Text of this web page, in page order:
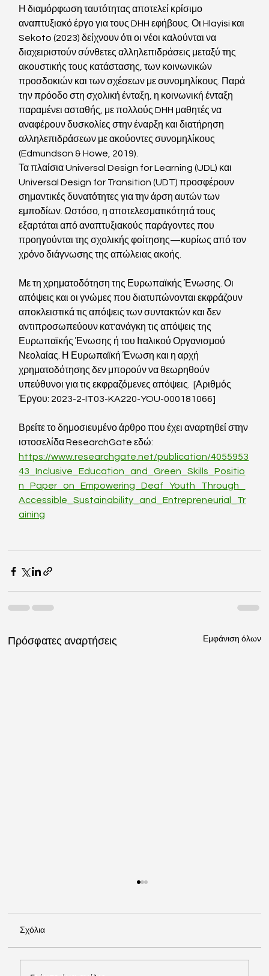
Η διαμόρφωση ταυτότητας αποτελεί κρίσιμο
αναπτυξιακό έργο για τους DHH εφήβους. Οι Hlayisi και
Sekoto (2023) δείχνουν ότι οι νέοι καλούνται να
διαχειριστούν σύνθετες αλληλεπιδράσεις μεταξύ της
ακουστικής τους κατάστασης, των κοινωνικών
προσδοκιών και των σχέσεων με συνομηλίκους. Παρά
την πρόοδο στη σχολική ένταξη, η κοινωνική ένταξη
παραμένει ασταθής, με πολλούς DHH μαθητές να
αναφέρουν δυσκολίες στην έναρξη και διατήρηση
αλληλεπιδράσεων με ακούοντες συνομηλίκους
(Edmundson & Howe, 2019).
Τα πλαίσια Universal Design for Learning (UDL) και
Universal Design for Transition (UDT) προσφέρουν
σημαντικές δυνατότητες για την άρση αυτών των
εμποδίων. Ωστόσο, η αποτελεσματικότητά τους
εξαρτάται από αναπτυξιακούς παράγοντες που
προηγούνται της σχολικής φοίτησης—κυρίως από τον
χρόνο διάγνωσης της απώλειας ακοής.
Με τη χρηματοδότηση της Ευρωπαϊκής Ένωσης. Οι
απόψεις και οι γνώμες που διατυπώνονται εκφράζουν
αποκλειστικά τις απόψεις των συντακτών και δεν
αντιπροσωπεύουν κατ'ανάγκη τις απόψεις της
Ευρωπαϊκής Ένωσης ή του Ιταλικού Οργανισμού
Νεολαίας. Η Ευρωπαϊκή Ένωση και η αρχή
χρηματοδότησης δεν μπορούν να θεωρηθούν
υπεύθυνοι για τις εκφραζόμενες απόψεις.  [Αριθμός
Έργου: 2023-2-IT03-KA220-YOU-000181066]
Βρείτε το δημοσιευμένο άρθρο που έχει αναρτηθεί στην
ιστοσελίδα ResearchGate εδώ:
https://www.researchgate.net/publication/4055953
43_Inclusive_Education_and_Green_Skills_Positio
n_Paper_on_Empowering_Deaf_Youth_Through_
Accessible_Sustainability_and_Entrepreneurial_Tr
aining
Πρόσφατες αναρτήσεις Εμφάνιση όλων
Σχόλια